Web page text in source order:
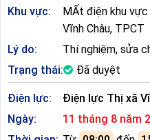
Khu vực:
MẤt điện khu
Vĩnh Châu, TPCT
Lý do:
Thí nghiệm, sửa
Trạng thái:
Đã duyệt
Điện lực:
Điện lực Thị xã
Ngày:
11 tháng 8 năm